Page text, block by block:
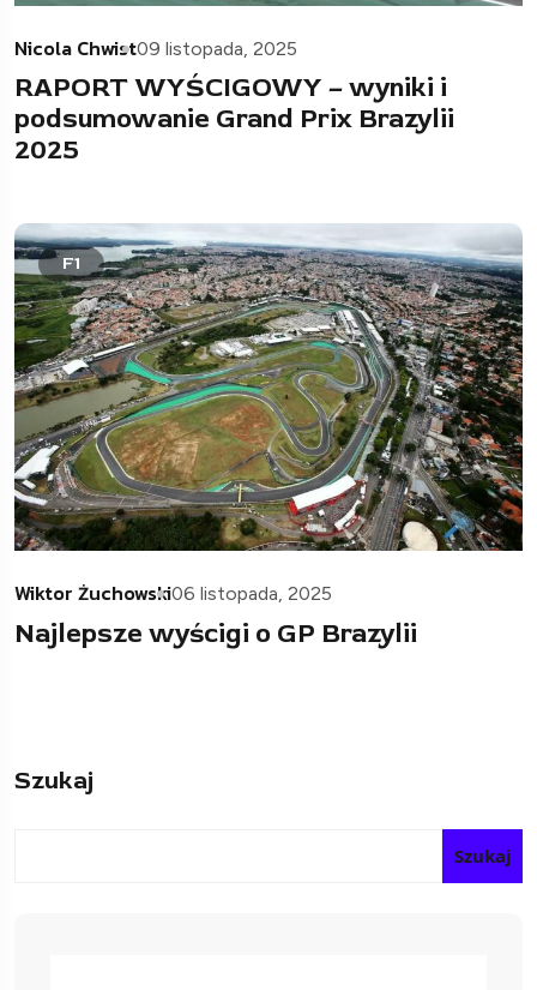
Nicola Chwist09 listopada, 2025
RAPORT WYŚCIGOWY – wyniki i
podsumowanie Grand Prix Brazylii
2025
F1
Wiktor Żuchowski06 listopada, 2025
Najlepsze wyścigi o GP Brazylii
Szukaj
Szukaj